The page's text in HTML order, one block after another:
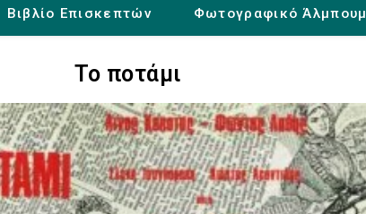
Βιβλίο Επισκεπτών Φωτογραφικό Άλμπουμ
Το ποτάμι